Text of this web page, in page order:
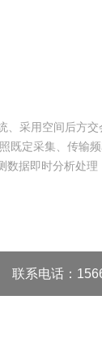
、采用空间后方
既定采集、传输
据即时分析处
联系电话：